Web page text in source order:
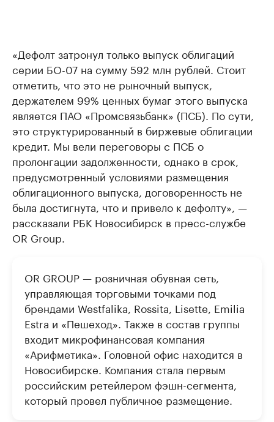
«Дефолт затронул только выпуск облигаций
серии БО-07 на сумму 592 млн рублей. Стоит
отметить, что это не рыночный выпуск,
держателем 99% ценных бумаг этого выпуска
является ПАО «Промсвязьбанк» (ПСБ). По сути,
это структурированный в биржевые облигации
кредит. Мы вели переговоры с ПСБ о
пролонгации задолженности, однако в срок,
предусмотренный условиями размещения
облигационного выпуска, договоренность не
была достигнута, что и привело к дефолту», —
рассказали РБК Новосибирск в пресс-службе
OR Group.
OR GROUP — розничная обувная сеть,
управляющая торговыми точками под
брендами Westfalika, Rossita, Lisette, Emilia
Estra и «Пешеход». Также в состав группы
входит микрофинансовая компания
«Арифметика». Головной офис находится в
Новосибирске. Компания стала первым
российским ретейлером фэшн-сегмента,
который провел публичное размещение.